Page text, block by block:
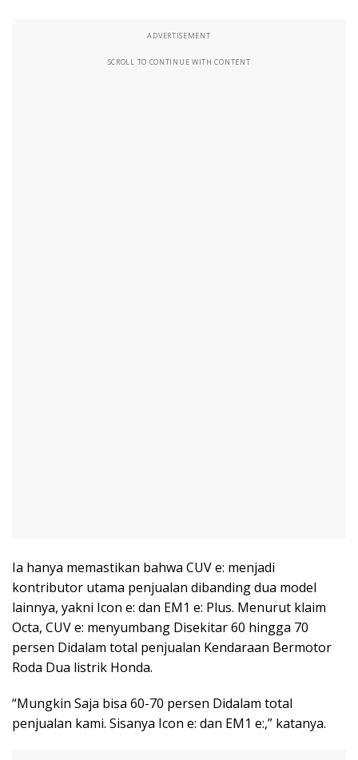
ADVERTISEMENT
SCROLL TO CONTINUE WITH CONTENT
Ia hanya memastikan bahwa CUV e: menjadi
kontributor utama penjualan dibanding dua model
lainnya, yakni Icon e: dan EM1 e: Plus. Menurut klaim
Octa, CUV e: menyumbang Disekitar 60 hingga 70
persen Didalam total penjualan Kendaraan Bermotor
Roda Dua listrik Honda.
“Mungkin Saja bisa 60-70 persen Didalam total
penjualan kami. Sisanya Icon e: dan EM1 e:,” katanya.